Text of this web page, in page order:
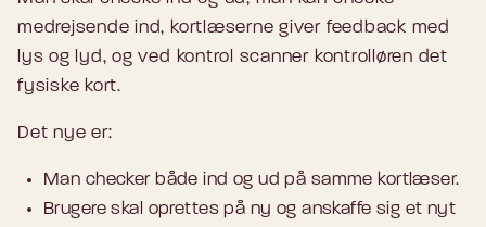
medrejsende ind, kortlæserne giver feedback med
lys og lyd, og ved kontrol scanner kontrolløren det
fysiske kort.
Det nye er:
Man checker både ind og ud på samme kortlæser.
Brugere skal oprettes på ny og anskaffe sig et nyt